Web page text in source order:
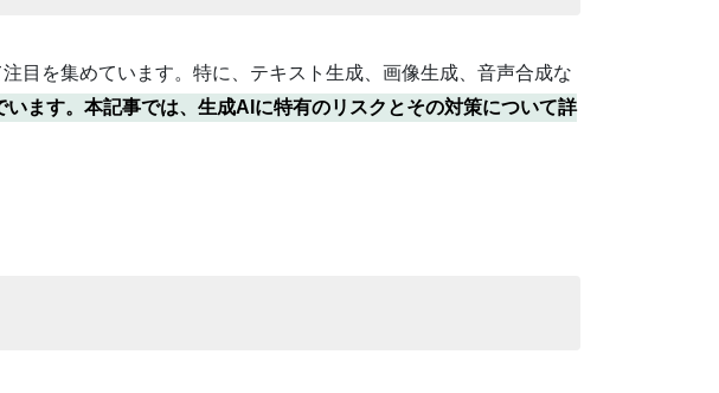
目を集めています。特に、テキスト生成、画像生成、音声合成な
ます。本記事では、生成AIに特有のリスクとその対策について詳